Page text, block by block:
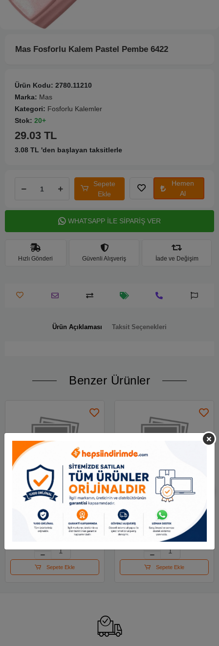
Mas Fosforlu Kalem Pastel Pembe 6422
Ürün Kodu: 2780.11210
Marka: Mas
Kategori: Fosforlu Kalemler
Stok: 20+
29.03 TL
3.08 TL 'den başlayan taksitlerle
Sepete
Ekle
Hemen
Al
WHATSAPP İLE SİPARİŞ VER
Hızlı Gönderi Güvenli Alışveriş İade ve Değişim
Ürün Açıklaması Taksit Seçenekleri
Benzer Ürünler
Stabilo Swing Cool
Naturecolors-gül
90.02 TL
Sepete Ekle
Stabilo Swing Cool
Naturecolors-çamur
Yeşili
90.02 TL
Sepete Ekle